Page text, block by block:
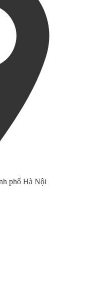
phố Hà Nội